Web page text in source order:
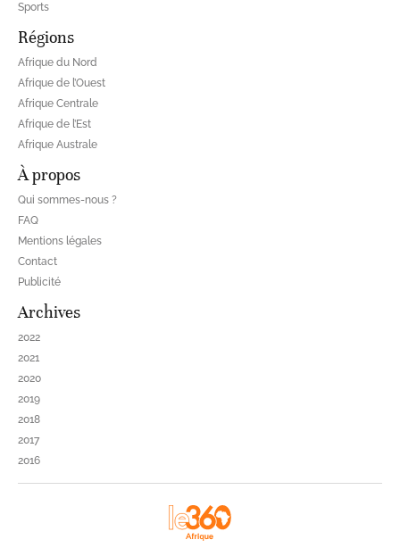
Sports
Régions
Afrique du Nord
Afrique de l’Ouest
Afrique Centrale
Afrique de l’Est
Afrique Australe
À propos
Qui sommes-nous ?
FAQ
Mentions légales
Contact
Publicité
Archives
2022
2021
2020
2019
2018
2017
2016